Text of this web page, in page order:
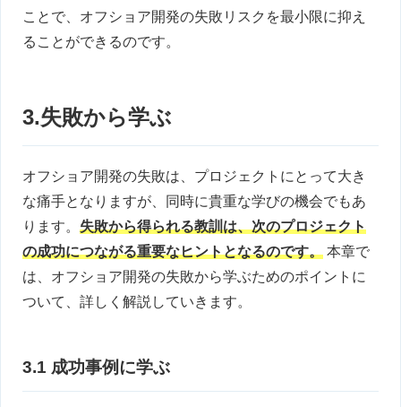
ことで、オフショア開発の失敗リスクを最小限に抑え
ることができるのです。
3.失敗から学ぶ
オフショア開発の失敗は、プロジェクトにとって大き
な痛手となりますが、同時に貴重な学びの機会でもあ
ります。 失敗から得られる教訓は、次のプロジェクト
の成功につながる重要なヒントとなるのです。 本章で
は、オフショア開発の失敗から学ぶためのポイントに
ついて、詳しく解説していきます。
3.1 成功事例に学ぶ